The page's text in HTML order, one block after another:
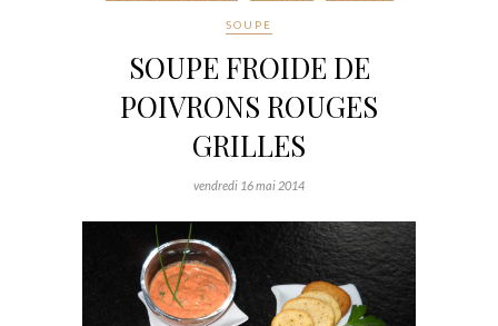
SOUPE
SOUPE FROIDE DE
POIVRONS ROUGES
GRILLES
vendredi 16 mai 2014